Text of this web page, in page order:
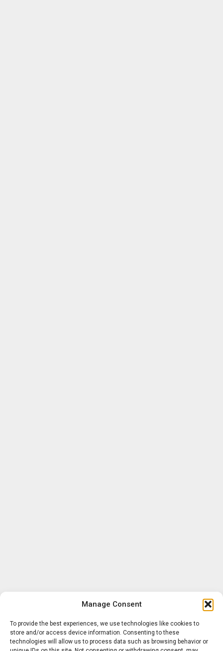
Manage Consent
To provide the best experiences, we use technologies like cookies to
store and/or access device information. Consenting to these
technologies will allow us to process data such as browsing behavior or